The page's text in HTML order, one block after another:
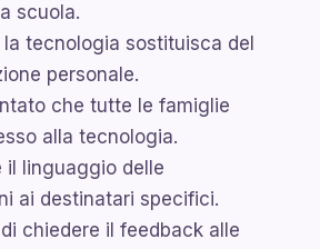
scuola.
tecnologia sostituisca del
personale.
che tutte le famiglie
alla tecnologia.
il linguaggio delle
ai destinatari specifici.
chiedere il feedback alle